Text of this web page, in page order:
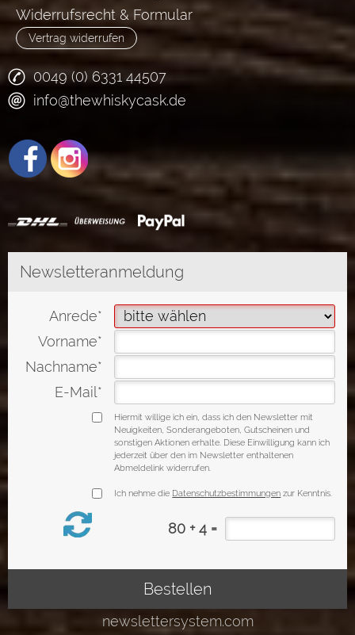
Widerrufsrecht & Formular
Vertrag widerrufen
0049 (0) 6331 44507
info@thewhiskycask.de